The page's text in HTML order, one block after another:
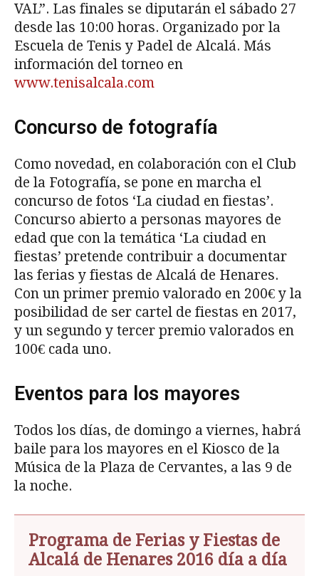
VAL”. Las finales se diputarán el sábado 27
desde las 10:00 horas. Organizado por la
Escuela de Tenis y Padel de Alcalá. Más
información del torneo en
www.tenisalcala.com
Concurso de fotografía
Como novedad, en colaboración con el Club
de la Fotografía, se pone en marcha el
concurso de fotos ‘La ciudad en fiestas’.
Concurso abierto a personas mayores de
edad que con la temática ‘La ciudad en
fiestas’ pretende contribuir a documentar
las ferias y fiestas de Alcalá de Henares.
Con un primer premio valorado en 200€ y la
posibilidad de ser cartel de fiestas en 2017,
y un segundo y tercer premio valorados en
100€ cada uno.
Eventos para los mayores
Todos los días, de domingo a viernes, habrá
baile para los mayores en el Kiosco de la
Música de la Plaza de Cervantes, a las 9 de
la noche.
Programa de Ferias y Fiestas de
Alcalá de Henares 2016 día a día